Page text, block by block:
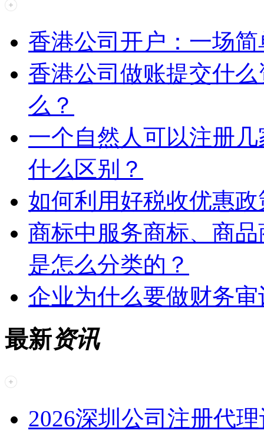
香港公司开户：一场
香港公司做账提交什
么？
一个自然人可以注册
什么区别？
如何利用好税收优惠
商标中服务商标、商
是怎么分类的？
企业为什么要做财务审
最新资讯
2026深圳公司注册代